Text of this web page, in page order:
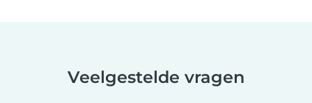
Veelgestelde vragen